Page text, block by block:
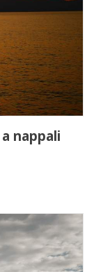
nappali